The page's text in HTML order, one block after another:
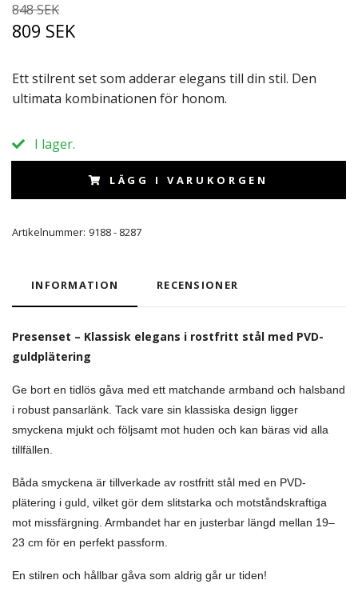
848 SEK
809 SEK
Ett stilrent set som adderar elegans till din stil. Den
ultimata kombinationen för honom.
I lager.
LÄGG I VARUKORGEN
Artikelnummer: 9188 - 8287
INFORMATION RECENSIONER
Presenset – Klassisk elegans i rostfritt stål med PVD-
guldplätering
Ge bort en tidlös gåva med ett matchande armband och halsband
i robust pansarlänk. Tack vare sin klassiska design ligger
smyckena mjukt och följsamt mot huden och kan bäras vid alla
tillfällen.
Båda smyckena är tillverkade av rostfritt stål med en PVD-
plätering i guld, vilket gör dem slitstarka och motståndskraftiga
mot missfärgning. Armbandet har en justerbar längd mellan 19–
23 cm för en perfekt passform.
En stilren och hållbar gåva som aldrig går ur tiden!